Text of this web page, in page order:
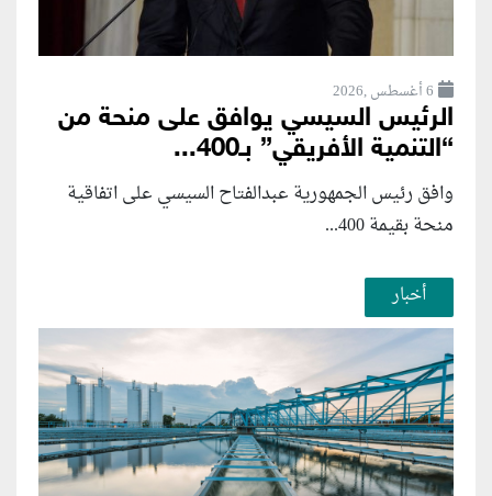
6 أغسطس ,2026
الرئيس السيسي يوافق على منحة من
“التنمية الأفريقي” بـ400...
وافق رئيس الجمهورية عبدالفتاح السيسي على اتفاقية
منحة بقيمة 400...
أخبار